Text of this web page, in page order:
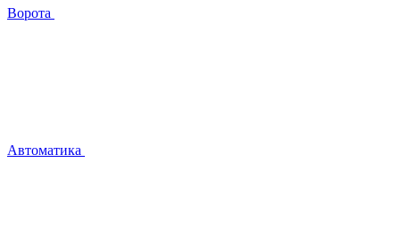
Ворота
Автоматика